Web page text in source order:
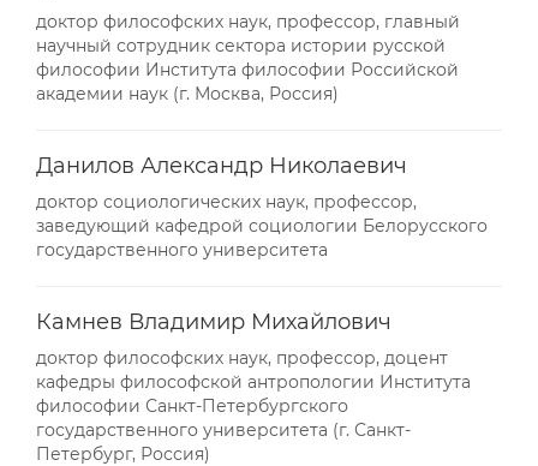
доктор философских наук, профессор, главный
научный сотрудник сектора истории русской
философии Института философии Российской
академии наук (г. Москва, Россия)
Данилов Александр Николаевич
доктор социологических наук, профессор,
заведующий кафедрой социологии Белорусского
государственного университета
Камнев Владимир Михайлович
доктор философских наук, профессор, доцент
кафедры философской антропологии Института
философии Санкт-Петербургского
государственного университета (г. Санкт-
Петербург, Россия)